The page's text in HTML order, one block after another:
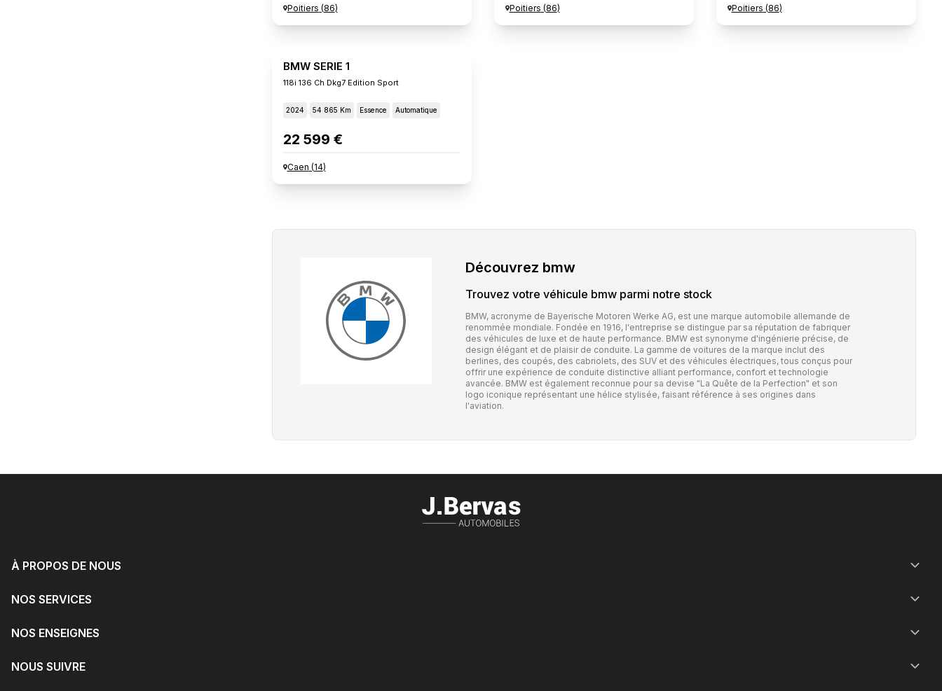
Poitiers (86) Poitiers (86) Poitiers (86)
BMW SERIE 1
118i 136 Ch Dkg7 Edition Sport
2024 54 865 Km Essence Automatique
22 599 €
Caen (14)
Découvrez bmw
Trouvez votre véhicule bmwparmi notre stock
BMW, acronyme de Bayerische Motoren Werke AG, est une marque automobile allemande de
renommée mondiale. Fondée en 1916, l'entreprise se distingue par sa réputation de fabriquer
des véhicules de luxe et de haute performance. BMW est synonyme d'ingénierie précise, de
design élégant et de plaisir de conduite. La gamme de voitures de la marque inclut des
berlines, des coupés, des cabriolets, des SUV et des véhicules électriques, tous conçus pour
offrir une expérience de conduite distinctive alliant performance, confort et technologie
avancée. BMW est également reconnue pour sa devise "La Quête de la Perfection" et son
logo iconique représentant une hélice stylisée, faisant référence à ses origines dans
l'aviation.
À PROPOS DE NOUS
NOS SERVICES
NOS ENSEIGNES
NOUS SUIVRE